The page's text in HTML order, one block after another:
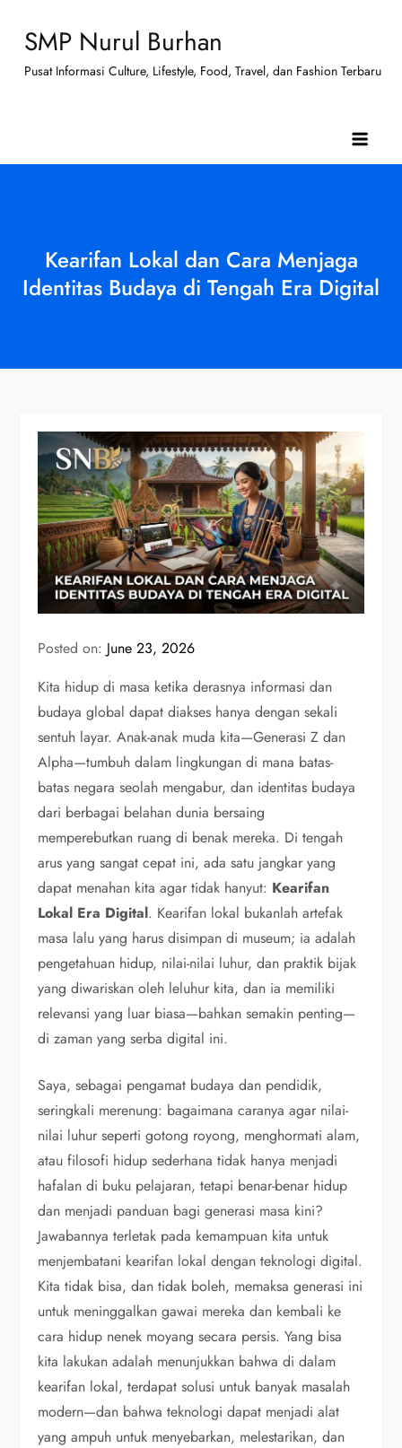
content
SMP Nurul Burhan
Pusat Informasi Culture, Lifestyle, Food, Travel, dan Fashion Terbaru
Kearifan Lokal dan Cara Menjaga
Identitas Budaya di Tengah Era Digital
Posted on: June 23, 2026
Kita hidup di masa ketika derasnya informasi dan
budaya global dapat diakses hanya dengan sekali
sentuh layar. Anak-anak muda kita—Generasi Z dan
Alpha—tumbuh dalam lingkungan di mana batas-
batas negara seolah mengabur, dan identitas budaya
dari berbagai belahan dunia bersaing
memperebutkan ruang di benak mereka. Di tengah
arus yang sangat cepat ini, ada satu jangkar yang
dapat menahan kita agar tidak hanyut: Kearifan
Lokal Era Digital. Kearifan lokal bukanlah artefak
masa lalu yang harus disimpan di museum; ia adalah
pengetahuan hidup, nilai-nilai luhur, dan praktik bijak
yang diwariskan oleh leluhur kita, dan ia memiliki
relevansi yang luar biasa—bahkan semakin penting—
di zaman yang serba digital ini.
Saya, sebagai pengamat budaya dan pendidik,
seringkali merenung: bagaimana caranya agar nilai-
nilai luhur seperti gotong royong, menghormati alam,
atau filosofi hidup sederhana tidak hanya menjadi
hafalan di buku pelajaran, tetapi benar-benar hidup
dan menjadi panduan bagi generasi masa kini?
Jawabannya terletak pada kemampuan kita untuk
menjembatani kearifan lokal dengan teknologi digital.
Kita tidak bisa, dan tidak boleh, memaksa generasi ini
untuk meninggalkan gawai mereka dan kembali ke
cara hidup nenek moyang secara persis. Yang bisa
kita lakukan adalah menunjukkan bahwa di dalam
kearifan lokal, terdapat solusi untuk banyak masalah
modern—dan bahwa teknologi dapat menjadi alat
yang ampuh untuk menyebarkan, melestarikan, dan